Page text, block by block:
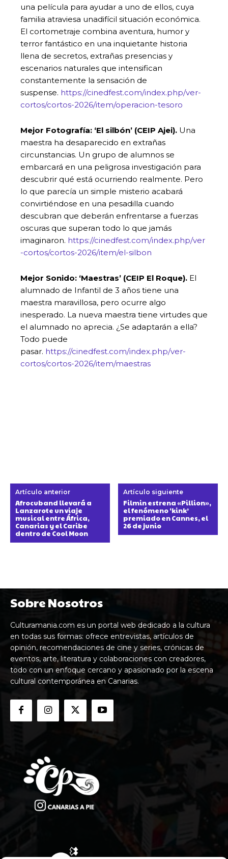
una película para ayudar a uno de ellos, cuya
familia atraviesa unadifícil situación económica.
El cortometraje combina aventura, humor y
terror fantástico en una inquietante historia
llena de secretos, extrañas presencias y
escenarios naturales que intensifican
constantemente la sensación de
suspense. https://cinedfest.com/index.php/ver-
cortos/cortos-2026/item/operacion-tesoro
Mejor Fotografía: ‘El silbón’ (CEIP Ajei). Una
maestra ha desaparecido en extrañas
circunstancias. Un grupo de alumnos se
embarcará en una peligrosa investigación para
descubrir qué está ocurriendo realmente. Pero
lo que parecía un simple misterio acabará
convirtiéndose en una pesadilla cuando
descubran que deberán enfrentarse a fuerzas
oscuras que superan todo lo que jamás
imaginaron. https://cinedfest.com/index.php/ver
-cortos/cortos-2026/item/el-silbon
Mejor Sonido: ‘Maestras’ (CEIP El Roque). El
alumnado de Infantil de 3 años tiene una
maestra maravillosa, pero ocurre algo
inesperado. La nueva maestra tiene virtudes que
el alumnado no aprecia. ¿Se adaptarán a ella?
Todo puede
pasar. https://cinedfest.com/index.php/ver-
cortos/cortos-2026/item/maestras
Artículo anterior
Afrocuband llevará a
Lanzarote un viaje
musical entre África,
Canarias y el Caribe
dentro de Cool Moon
Artículo siguiente
Filmin estrena «Pillion»,
el fenómeno ‘kink’
premiado en Cannes, el
26 de junio
Sobre Nosotros
Culturamania.com es un portal web dedicado a la cultura
en todas sus formas: ofrece entrevistas, artículos de
opinión, recomendaciones de cine y series, crónicas de
eventos, arte, literatura y colaboraciones con creadores,
todo con un enfoque cercano y apasionado por la escena
cultural contemporánea en Canarias.